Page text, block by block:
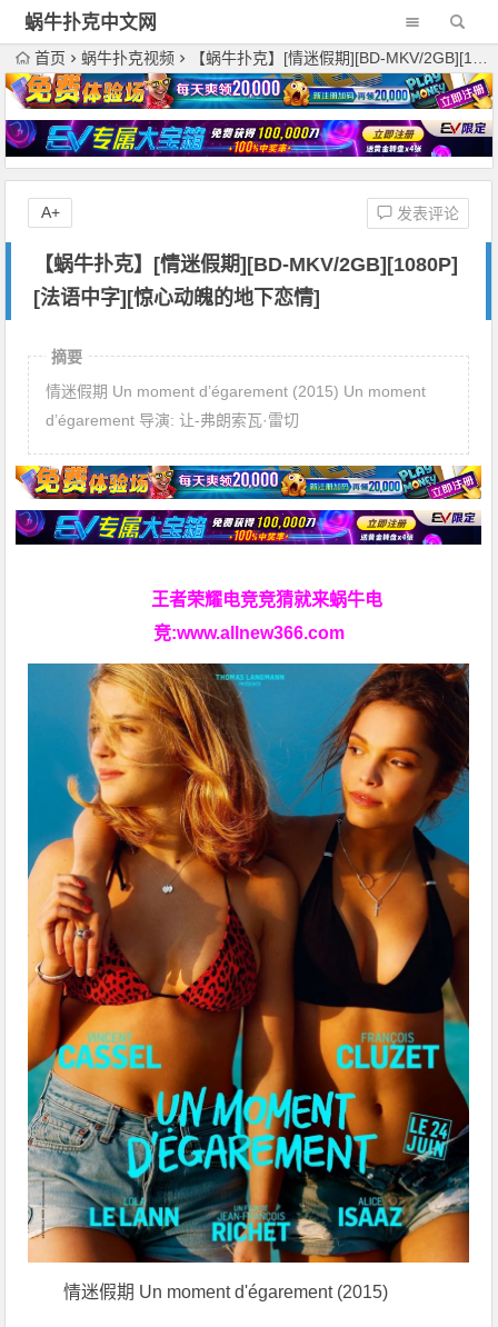
蜗牛扑克中文网
首页 蜗牛扑克视频 【蜗牛扑克】[情迷假期][BD-MKV/2GB][1080P][法语中字][惊心动魄的地下恋情]
【蜗牛扑克】[情迷假期][BD-MKV/2GB][1080P]
[法语中字][惊心动魄的地下恋情]
发表评论
A+
摘要
情迷假期 Un moment d’égarement (2015) Un moment
d’égarement 导演: 让-弗朗索瓦·雷切
王者荣耀电竞竞猜就来蜗牛电
竞:www.allnew366.com
情迷假期 Un moment d'égarement (2015)